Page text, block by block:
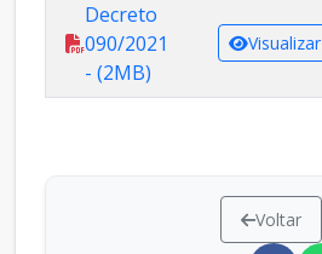
Decreto
090/2021
- (2MB)
Visualizar
Voltar